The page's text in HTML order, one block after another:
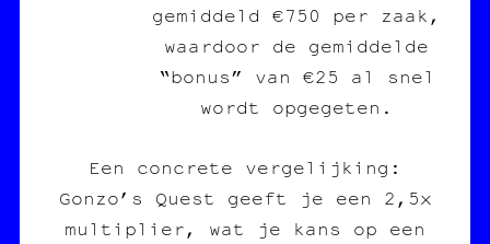
gemiddeld €750 per zaak,
waardoor de gemiddelde
“bonus” van €25 al snel
wordt opgegeten.
Een concrete vergelijking:
Gonzo’s Quest geeft je een 2,5x
multiplier, wat je kans op een